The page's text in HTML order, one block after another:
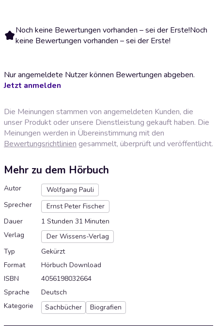
Noch keine Bewertungen vorhanden – sei der Erste!Noch
keine Bewertungen vorhanden – sei der Erste!
Nur angemeldete Nutzer können Bewertungen abgeben.
Jetzt anmelden
Die Meinungen stammen von angemeldeten Kunden, die
unser Produkt oder unsere Dienstleistung gekauft haben. Die
Meinungen werden in Übereinstimmung mit den
Bewertungsrichtlinien gesammelt, überprüft und veröffentlicht.
Mehr zu dem Hörbuch
Autor
Wolfgang Pauli
Sprecher
Ernst Peter Fischer
Dauer
1 Stunden 31 Minuten
Verlag
Der Wissens-Verlag
Typ
Gekürzt
Format
Hörbuch Download
ISBN
4056198032664
Sprache
Deutsch
Kategorie
Sachbücher Biografien